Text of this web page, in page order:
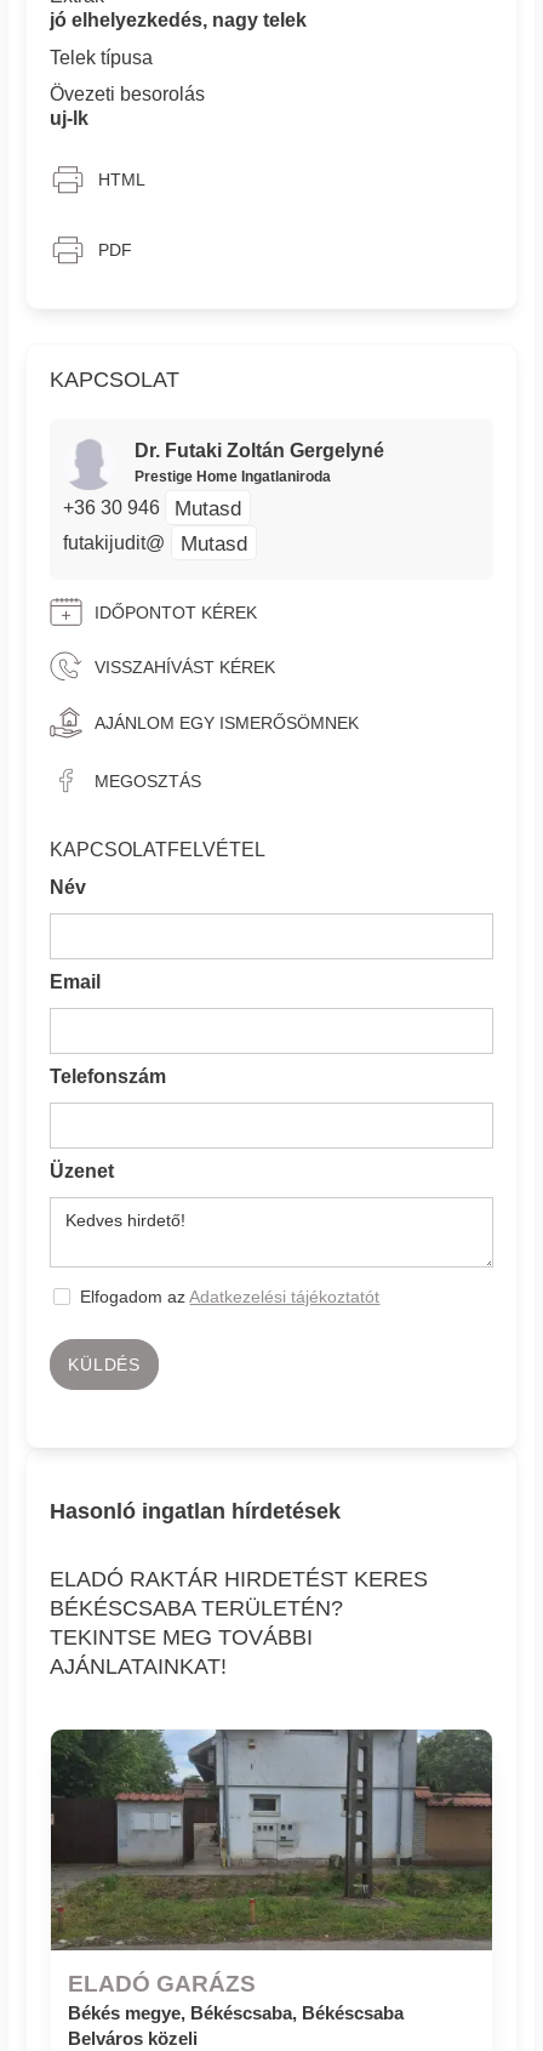
KAPCSOLAT
Dr. Futaki Zoltán Gergelyné
Prestige Home Ingatlaniroda
+36 30 946 Mutasd
futakijudit@ Mutasd
IDŐPONTOT KÉREK
VISSZAHÍVÁST KÉREK
AJÁNLOM EGY ISMERŐSÖMNEK
MEGOSZTÁS
KAPCSOLATFELVÉTEL
Név
Email
Telefonszám
Üzenet
Elfogadom azAdatkezelési tájékoztatót
KÜLDÉS
jó elhelyezkedés, nagy telek
Telek típusa
Övezeti besorolás
uj-lk
HTML
PDF
Hasonló ingatlan hírdetések
ELADÓ RAKTÁR HIRDETÉST KERES
BÉKÉSCSABA TERÜLETÉN?
TEKINTSE MEG TOVÁBBI
AJÁNLATAINKAT!
ELADÓ GARÁZS
Békés megye, Békéscsaba, Békéscsaba
Belváros közeli